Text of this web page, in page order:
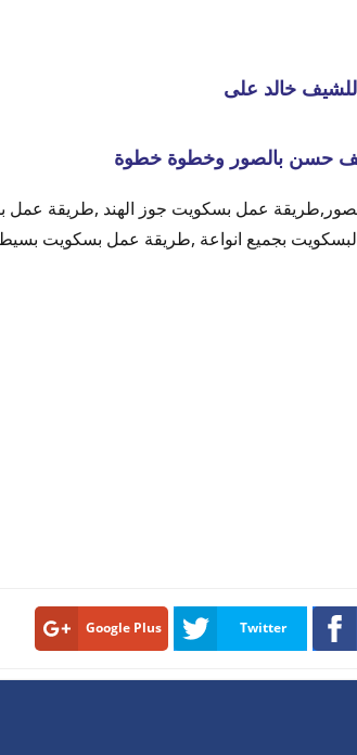
خالد على
حسن بالصور وخطوة خطوة
عمل بسكويت جوز الهند ,طريقة
بجميع انواعة ,طريقة عمل بسكويت
Twitter
Google Plus